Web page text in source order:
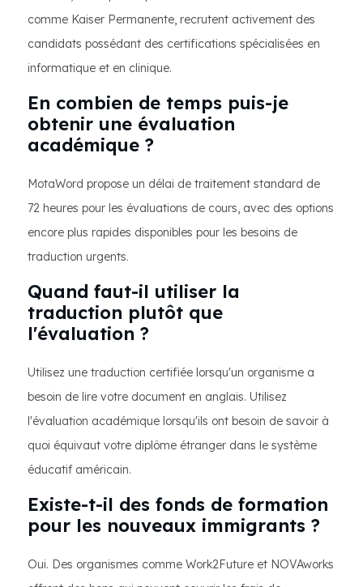
comme Kaiser Permanente, recrutent activement des
candidats possédant des certifications spécialisées en
informatique et en clinique.
En combien de temps puis-je
obtenir une évaluation
académique ?
MotaWord propose un délai de traitement standard de
72 heures pour les évaluations de cours, avec des options
encore plus rapides disponibles pour les besoins de
traduction urgents.
Quand faut-il utiliser la
traduction plutôt que
l'évaluation ?
Utilisez une traduction certifiée lorsqu'un organisme a
besoin de lire votre document en anglais. Utilisez
l'évaluation académique lorsqu'ils ont besoin de savoir à
quoi équivaut votre diplôme étranger dans le système
éducatif américain.
Existe-t-il des fonds de formation
pour les nouveaux immigrants ?
Oui. Des organismes comme Work2Future et NOVAworks